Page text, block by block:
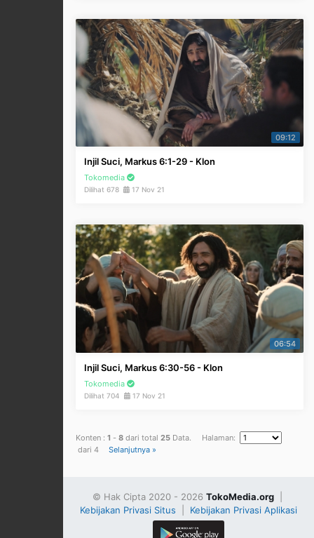
09:12
Injil Suci, Markus 6:1-29 - Klon
Tokomedia
Dilihat 678 17 Nov 21
06:54
Injil Suci, Markus 6:30-56 - Klon
Tokomedia
Dilihat 704 17 Nov 21
Konten : 1 - 8 dari total 25 Data. Halaman:
dari 4
Selanjutnya »
© Hak Cipta 2020 - 2026 TokoMedia.org|
Kebijakan Privasi Situs
Kebijakan Privasi Aplikasi